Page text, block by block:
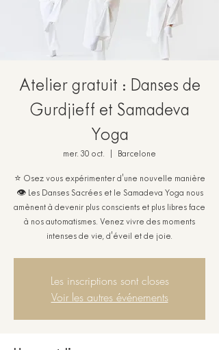
Atelier gratuit : Danses de
Gurdjieff et Samadeva
Yoga
mer. 30 oct. Barcelone
⭐ Osez vous expérimenter d'une nouvelle manière
👁️ Les Danses Sacrées et le Samadeva Yoga nous
amènent à devenir plus conscients et plus libres face
à nos automatismes. Venez vivre des moments
intenses de vie, d'éveil et de joie.
Les inscriptions sont closes
Voir les autres événements